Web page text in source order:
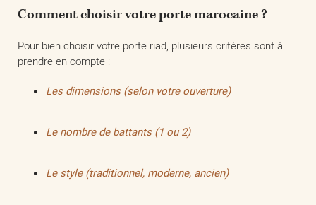
Comment choisir votre porte marocaine ?
Pour bien choisir votre porte riad, plusieurs critères sont à
prendre en compte :
Les dimensions (selon votre ouverture)
Le nombre de battants (1 ou 2)
Le style (traditionnel, moderne, ancien)